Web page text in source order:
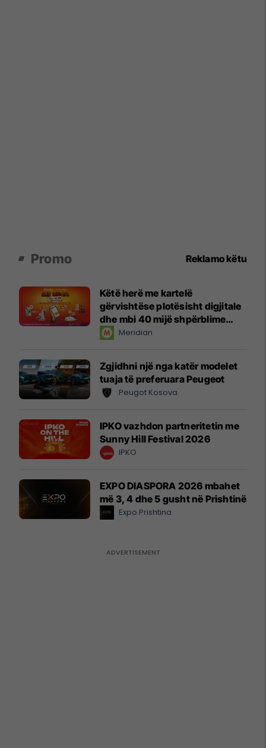
Promo Reklamo këtu
Këtë herë me kartelë
gërvishtëse plotësisht digjitale
dhe mbi 40 mijë shpërblime
instant!Meridian
Zgjidhni një nga katër modelet
tuaja të preferuara Peugeot
Peugot Kosova
IPKO vazhdon partneritetin me
Sunny Hill Festival 2026
IPKO
EXPO DIASPORA 2026 mbahet
më 3, 4 dhe 5 gusht në Prishtinë
Expo Prishtina